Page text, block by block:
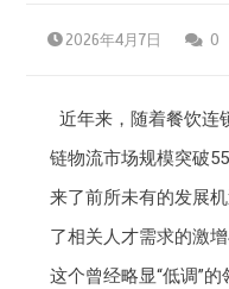
2026年4月7日 0
近年来，随着餐饮连
链物流市场规模突破
来了前所未有的发展
了相关人才需求的激
这个曾经略显“低调”